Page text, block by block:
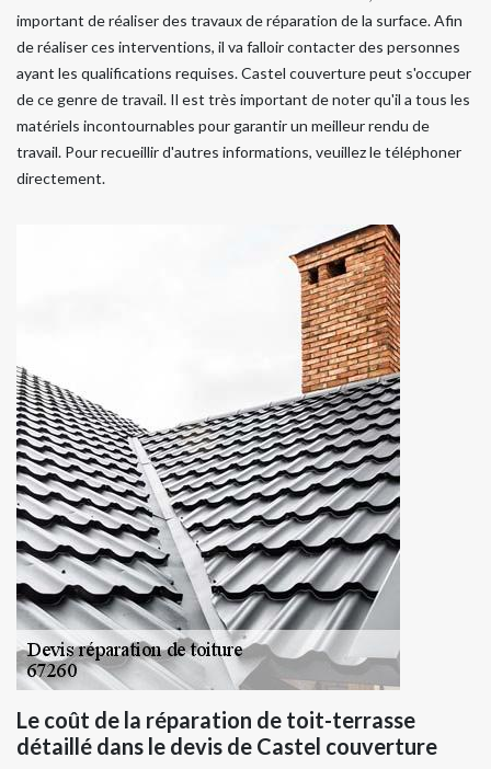
important de réaliser des travaux de réparation de la surface. Afin
de réaliser ces interventions, il va falloir contacter des personnes
ayant les qualifications requises. Castel couverture peut s'occuper
de ce genre de travail. Il est très important de noter qu'il a tous les
matériels incontournables pour garantir un meilleur rendu de
travail. Pour recueillir d'autres informations, veuillez le téléphoner
directement.
Le coût de la réparation de toit-terrasse
détaillé dans le devis de Castel couverture